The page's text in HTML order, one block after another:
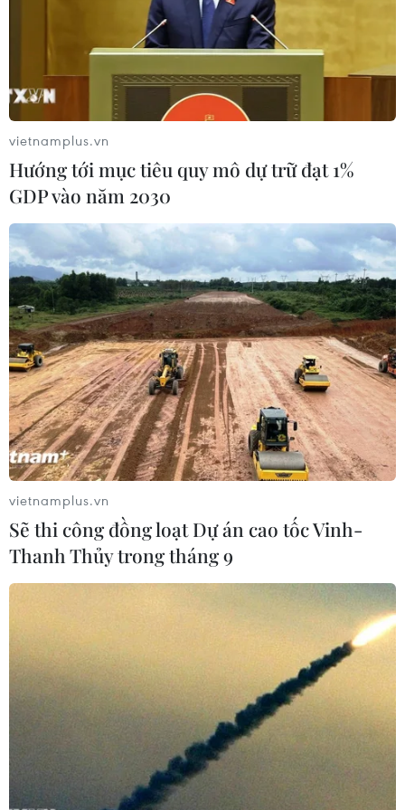
Hưng Yên bắt giữ và tiêu hủy hơn 2 tấn nội
tạng lợn hôi thối
28/04/2019 10:12
Qua kiểm tra, lực lượng chức năng phát hiện trên xe ôtô
có 2,1 tấn nội tạng lợn đựng trong các bao tải và thùng
nhựa. Toàn bộ số nội tạng đều đang trong quá trình
phân hủy, bốc mùi hôi thối.
vietnamplus.vn
Hướng tới mục tiêu quy mô dự trữ đạt 1%
GDP vào năm 2030
vietnamplus.vn
Sẽ thi công đồng loạt Dự án cao tốc Vinh-
Thanh Thủy trong tháng 9